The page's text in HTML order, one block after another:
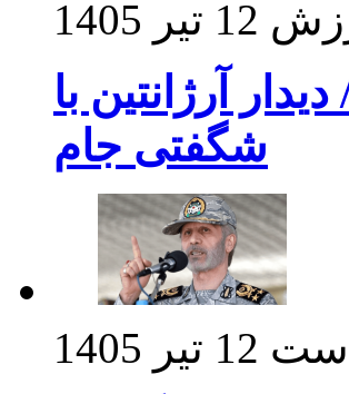
12 تیر 1405
بازی های امشب جام جهانی ۲۰۲۶/ دیدار آرژانتین با
شگفتی جام
12 تیر 1405